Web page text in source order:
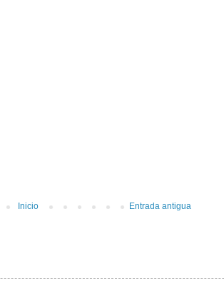
Entrada antigua
Inicio